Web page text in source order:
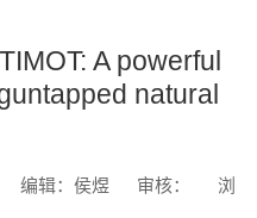
A powerful
natural
编辑：侯煜 审核：
浏